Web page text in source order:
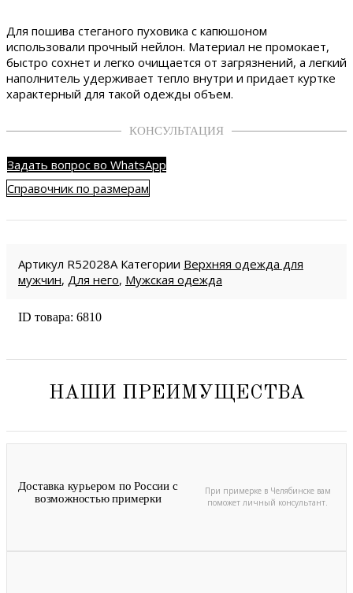
Для пошива стеганого пуховика с капюшоном
использовали прочный нейлон. Материал не промокает,
быстро сохнет и легко очищается от загрязнений, а легкий
наполнитель удерживает тепло внутри и придает куртке
характерный для такой одежды объем.
КОНСУЛЬТАЦИЯ
Задать вопрос во WhatsApp
Справочник по размерам
Артикул R52028A Категории Верхняя одежда для
мужчин, Для него, Мужская одежда
ID товара: 6810
НАШИ ПРЕИМУЩЕСТВА
Доставка курьером по России с
возможностью примерки
При примерке в Челябинске вам
поможет личный консультант.